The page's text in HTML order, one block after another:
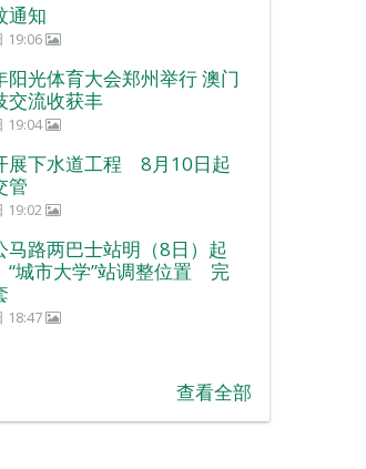
通知
19:06
阳光体育大会郑州举行 澳门
交流收获丰
19:04
展下水道工程 8月10日起
管
19:02
马路两巴士站明（8日）起
城市大学”站调整位置 完
18:47
查看全部